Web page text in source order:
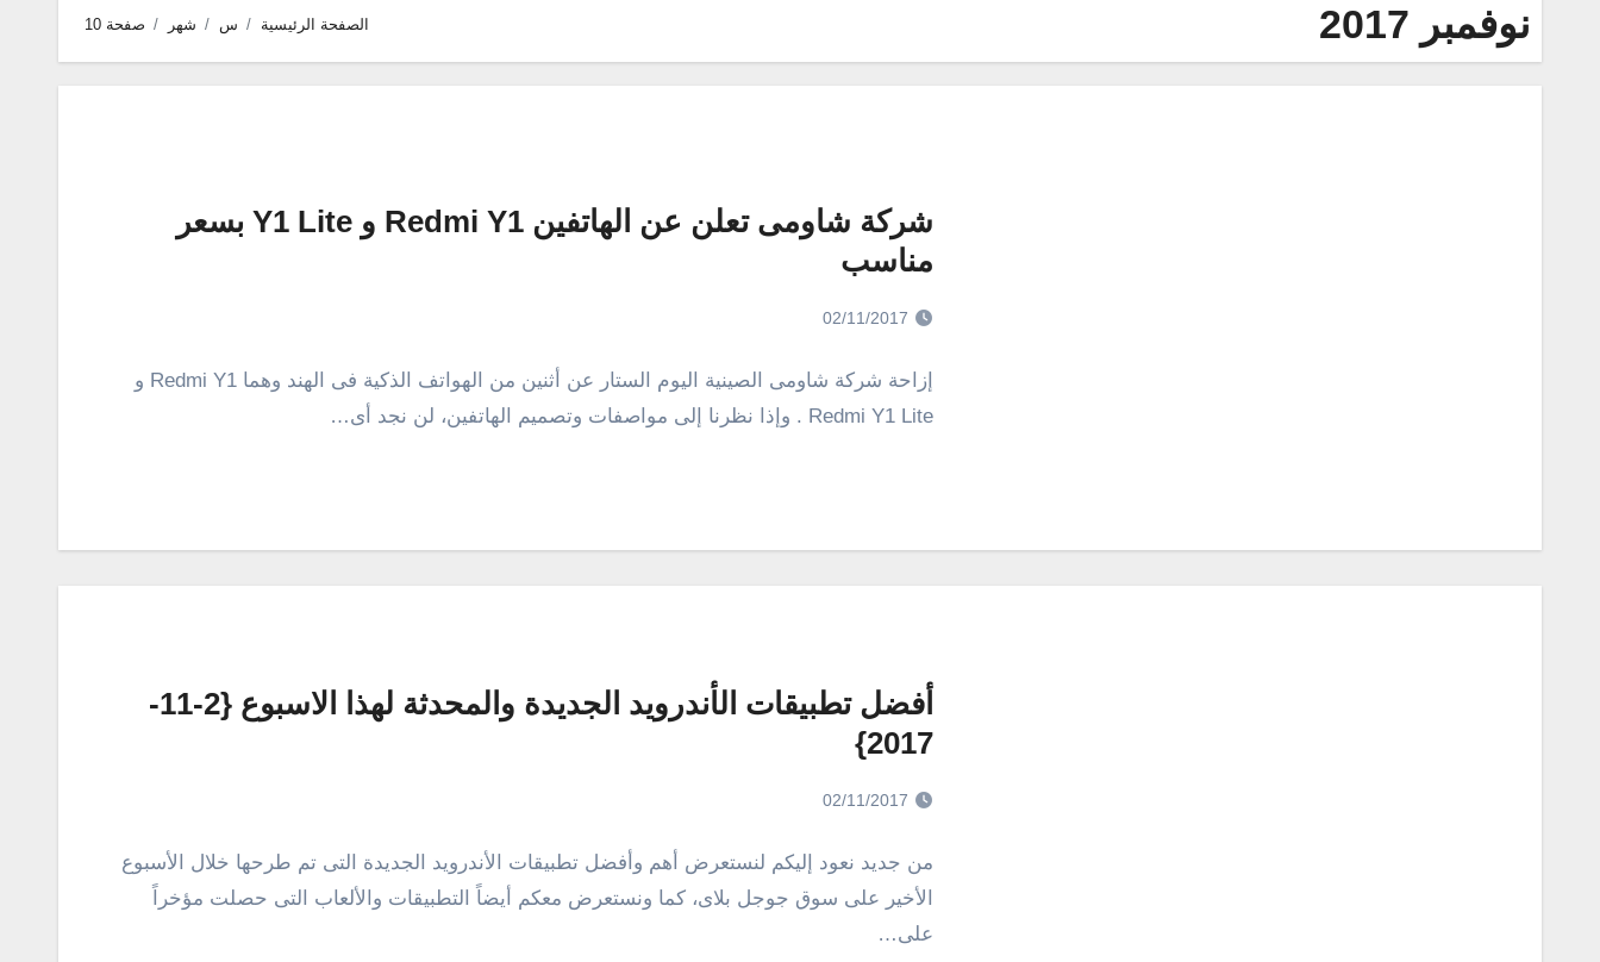
نوفمبر 2017 الصفحة الرئيسية س شهر صفحة 10
شركة شاومى تعلن عن الهاتفين Redmi Y1 و Y1 Lite بسعر
مناسب
02/11/2017
إزاحة شركة شاومى الصينية اليوم الستار عن أثنين من الهواتف الذكية فى الهند وهما Redmi Y1 و
Redmi Y1 Lite . وإذا نظرنا إلى مواصفات وتصميم الهاتفين، لن نجد أى…
أفضل تطبيقات الأندرويد الجديدة والمحدثة لهذا الاسبوع {2-11-
2017}
02/11/2017
من جديد نعود إليكم لنستعرض أهم وأفضل تطبيقات الأندرويد الجديدة التى تم طرحها خلال الأسبوع
الأخير على سوق جوجل بلاى، كما ونستعرض معكم أيضاً التطبيقات والألعاب التى حصلت مؤخراً
على…